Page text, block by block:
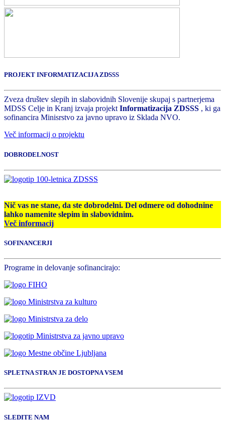
PROJEKT INFORMATIZACIJA ZDSSS
Zveza društev slepih in slabovidnih Slovenije skupaj s partnerjema
MDSS Celje in Kranj izvaja projekt Informatizacija ZDSSS , ki ga
sofinancira Minisrstvo za javno upravo iz Sklada NVO.
Več informacij o projektu
DOBRODELNOST
Nič vas ne stane, da ste dobrodelni. Del odmere od dohodnine
lahko namenite slepim in slabovidnim.
Več informacij
SOFINANCERJI
Programe in delovanje sofinancirajo:
SPLETNA STRAN JE DOSTOPNA VSEM
SLEDITE NAM